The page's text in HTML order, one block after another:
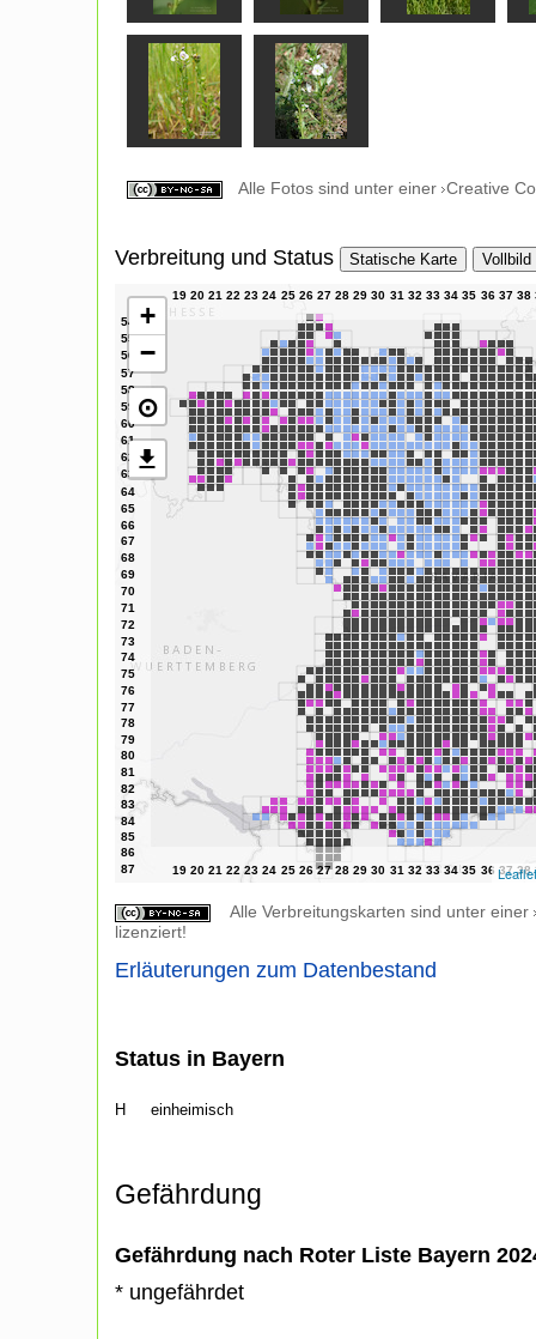
Alle Fotos sind unter einer Creative
Verbreitung und Status Statische Karte Vollbild
+
−
⊙
Leaflet
Alle Verbreitungskarten sind unter einer
lizenziert!
Erläuterungen zum Datenbestand
Status in Bayern
H einheimisch
Gefährdung
Gefährdung nach Roter Liste Bayern
* ungefährdet